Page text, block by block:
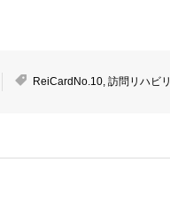
ReiCardNo.10, 訪問リハビリ